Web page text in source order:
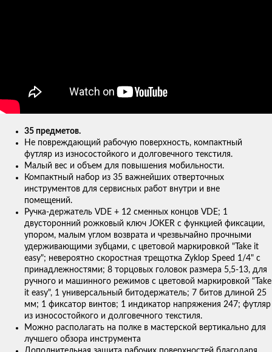
35 предметов.
Не повреждающий рабочую поверхность, компактный
футляр из износостойкого и долговечного текстиля.
Малый вес и объем для повышения мобильности.
Компактный набор из 35 важнейших отверточных
инструментов для сервисных работ внутри и вне
помещений.
Ручка-держатель VDE + 12 сменных концов VDE; 1
двусторонний рожковый ключ JOKER с функцией фиксации,
упором, малым углом возврата и чрезвычайно прочными
удерживающими зубцами, с цветовой маркировкой "Take it
easy"; невероятно скоростная трещотка Zyklop Speed 1/4" с
принадлежностями; 8 торцовых головок размера 5,5-13, для
ручного и машинного режимов с цветовой маркировкой "Take
it easy", 1 универсальный битодержатель; 7 битов длиной 25
мм; 1 фиксатор винтов; 1 индикатор напряжения 247; футляр
из износостойкого и долговечного текстиля.
Можно располагать на полке в мастерской вертикально для
лучшего обзора инструмента